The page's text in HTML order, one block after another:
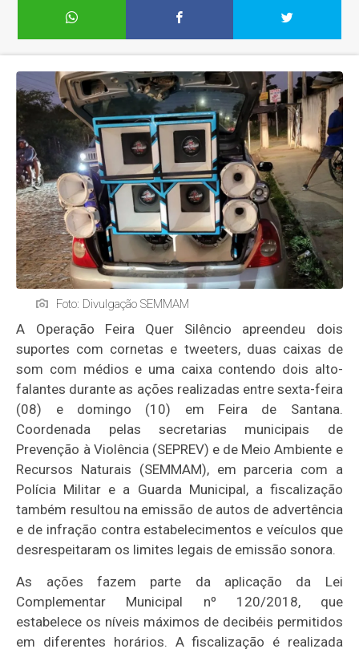
Foto: Divulgação SEMMAM
A Operação Feira Quer Silêncio apreendeu dois
suportes com cornetas e tweeters, duas caixas de
som com médios e uma caixa contendo dois alto-
falantes durante as ações realizadas entre sexta-feira
(08) e domingo (10) em Feira de Santana.
Coordenada pelas secretarias municipais de
Prevenção à Violência (SEPREV) e de Meio Ambiente e
Recursos Naturais (SEMMAM), em parceria com a
Polícia Militar e a Guarda Municipal, a fiscalização
também resultou na emissão de autos de advertência
e de infração contra estabelecimentos e veículos que
desrespeitaram os limites legais de emissão sonora.
As ações fazem parte da aplicação da Lei
Complementar Municipal nº 120/2018, que
estabelece os níveis máximos de decibéis permitidos
em diferentes horários. A fiscalização é realizada